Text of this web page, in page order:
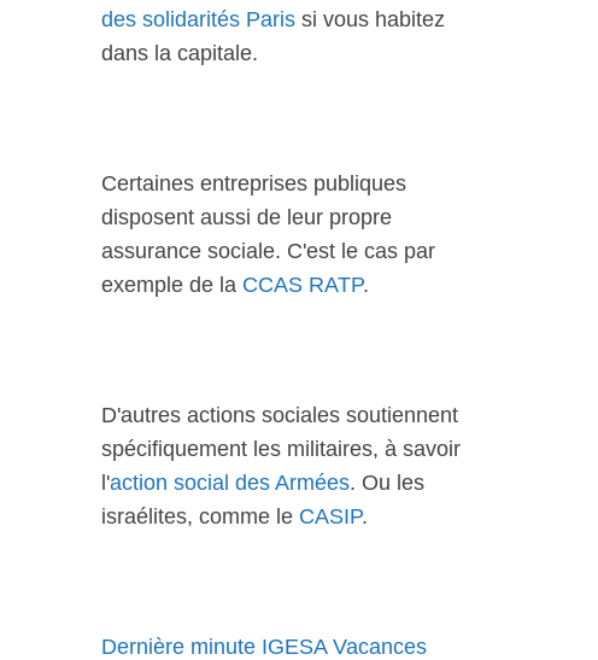
des solidarités Paris si vous habitez
dans la capitale.
Certaines entreprises publiques
disposent aussi de leur propre
assurance sociale. C'est le cas par
exemple de la CCAS RATP.
D'autres actions sociales soutiennent
spécifiquement les militaires, à savoir
l'action social des Armées. Ou les
israélites, comme le CASIP.
Dernière minute IGESA Vacances